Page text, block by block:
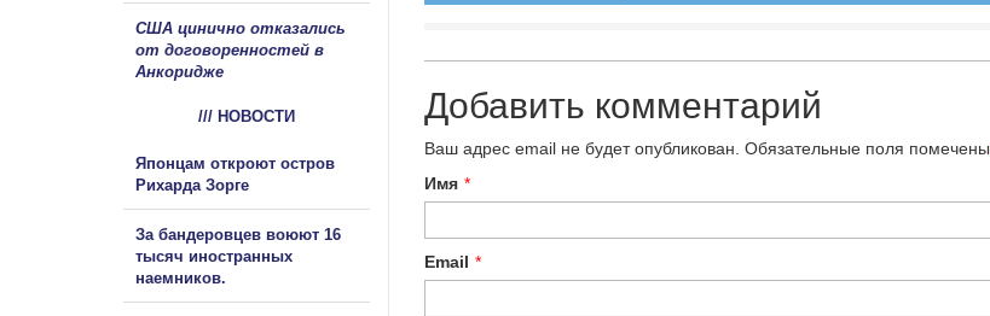
Добавить комментарий
Ваш адрес email не будет опубликован. Обязательные поля помечены
Имя *
Email *
США цинично отказались
от договоренностей в
Анкоридже
/// НОВОСТИ
Японцам откроют остров
Рихарда Зорге
За бандеровцев воюют 16
тысяч иностранных
наемников.